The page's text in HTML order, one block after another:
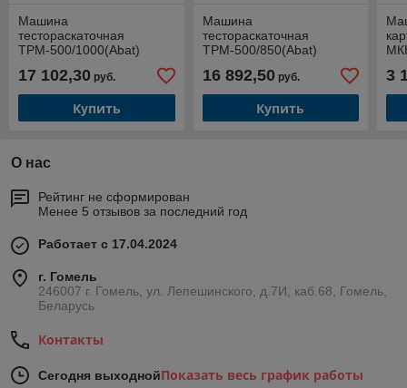
Машина
тестораскаточная
ТРМ-500/1000(Abat)
17 102,30 руб.
Купить
Машина
тестораскаточная
ТРМ-500/850(Abat)
16 892,50руб.
Купить
3
О нас
Рейтинг не сформирован
Менее 5 отзывов за последний год
Работает с 17.04.2024
г. Гомель
246007 г. Гомель, ул. Лепешинского, д.7И, каб.68, Гомель,
Беларусь
Контакты
Сегодня выходнойПоказать весь график работы